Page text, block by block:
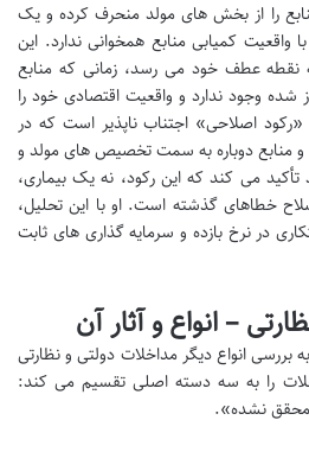
را از بخش های مولد منحرف کرده و یک
واقعیت کمیابی منابع همخوانی ندارد. این
نقطه عطف خود می رسد، زمانی که منابع
شده وجود ندارد و واقعیت اقتصادی خود را
اصلاحی» اجتناب ناپذیر است که در
منابع دوباره به سمت تخصیص های مولد و
می کند که این رکود، نه یک بیماری،
اصلاح خطاهای گذشته است. او با این تحلیل،
در نرخ بازده و سرمایه گذاری های ثابت
– انواع و آثار آن
بررسی انواع دیگر مداخلات دولتی و نظارتی
را به سه دسته اصلی تقسیم می کند:
«محقق نشده».